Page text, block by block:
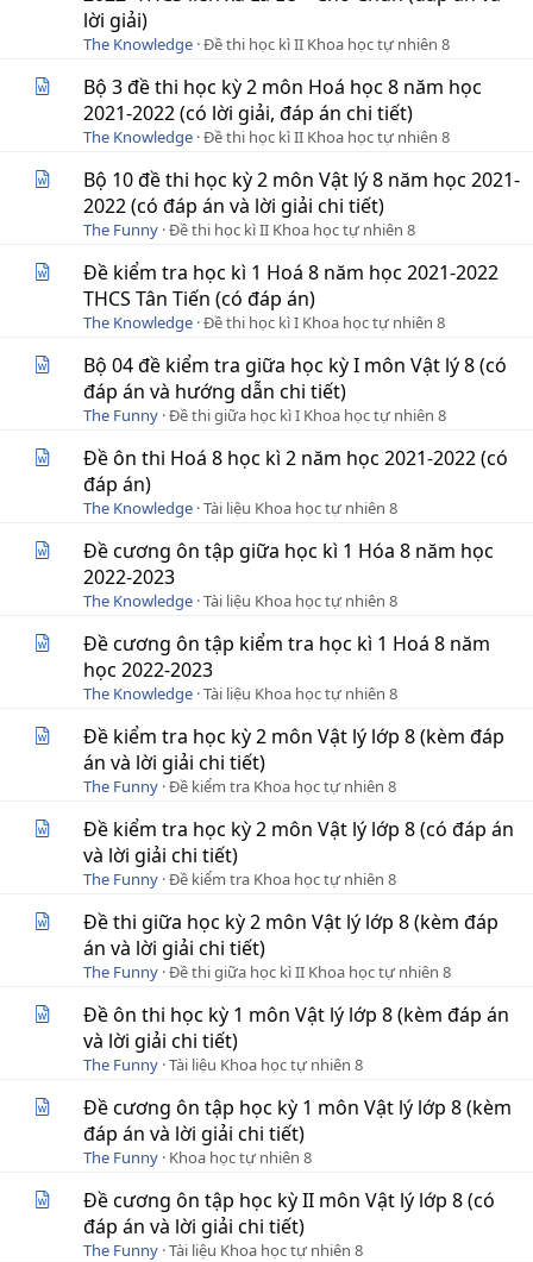
lời giải)
The Knowledge Đề thi học kì II Khoa học tự nhiên 8
Bộ 3 đề thi học kỳ 2 môn Hoá học 8 năm học
2021-2022 (có lời giải, đáp án chi tiết)
The Knowledge Đề thi học kì II Khoa học tự nhiên 8
Bộ 10 đề thi học kỳ 2 môn Vật lý 8 năm học 2021-
2022 (có đáp án và lời giải chi tiết)
The Funny Đề thi học kì II Khoa học tự nhiên 8
Đề kiểm tra học kì 1 Hoá 8 năm học 2021-2022
THCS Tân Tiến (có đáp án)
The Knowledge Đề thi học kì I Khoa học tự nhiên 8
Bộ 04 đề kiểm tra giữa học kỳ I môn Vật lý 8 (có
đáp án và hướng dẫn chi tiết)
The Funny Đề thi giữa học kì I Khoa học tự nhiên 8
Đề ôn thi Hoá 8 học kì 2 năm học 2021-2022 (có
đáp án)
The Knowledge Tài liệu Khoa học tự nhiên 8
Đề cương ôn tập giữa học kì 1 Hóa 8 năm học
2022-2023
The Knowledge Tài liệu Khoa học tự nhiên 8
Đề cương ôn tập kiểm tra học kì 1 Hoá 8 năm
học 2022-2023
The Knowledge Tài liệu Khoa học tự nhiên 8
Đề kiểm tra học kỳ 2 môn Vật lý lớp 8 (kèm đáp
án và lời giải chi tiết)
The Funny Đề kiểm tra Khoa học tự nhiên 8
Đề kiểm tra học kỳ 2 môn Vật lý lớp 8 (có đáp án
và lời giải chi tiết)
The Funny Đề kiểm tra Khoa học tự nhiên 8
Đề thi giữa học kỳ 2 môn Vật lý lớp 8 (kèm đáp
án và lời giải chi tiết)
The Funny Đề thi giữa học kì II Khoa học tự nhiên 8
Đề ôn thi học kỳ 1 môn Vật lý lớp 8 (kèm đáp án
và lời giải chi tiết)
The Funny Tài liệu Khoa học tự nhiên 8
Đề cương ôn tập học kỳ 1 môn Vật lý lớp 8 (kèm
đáp án và lời giải chi tiết)
The Funny Khoa học tự nhiên 8
Đề cương ôn tập học kỳ II môn Vật lý lớp 8 (có
đáp án và lời giải chi tiết)
The Funny Tài liệu Khoa học tự nhiên 8